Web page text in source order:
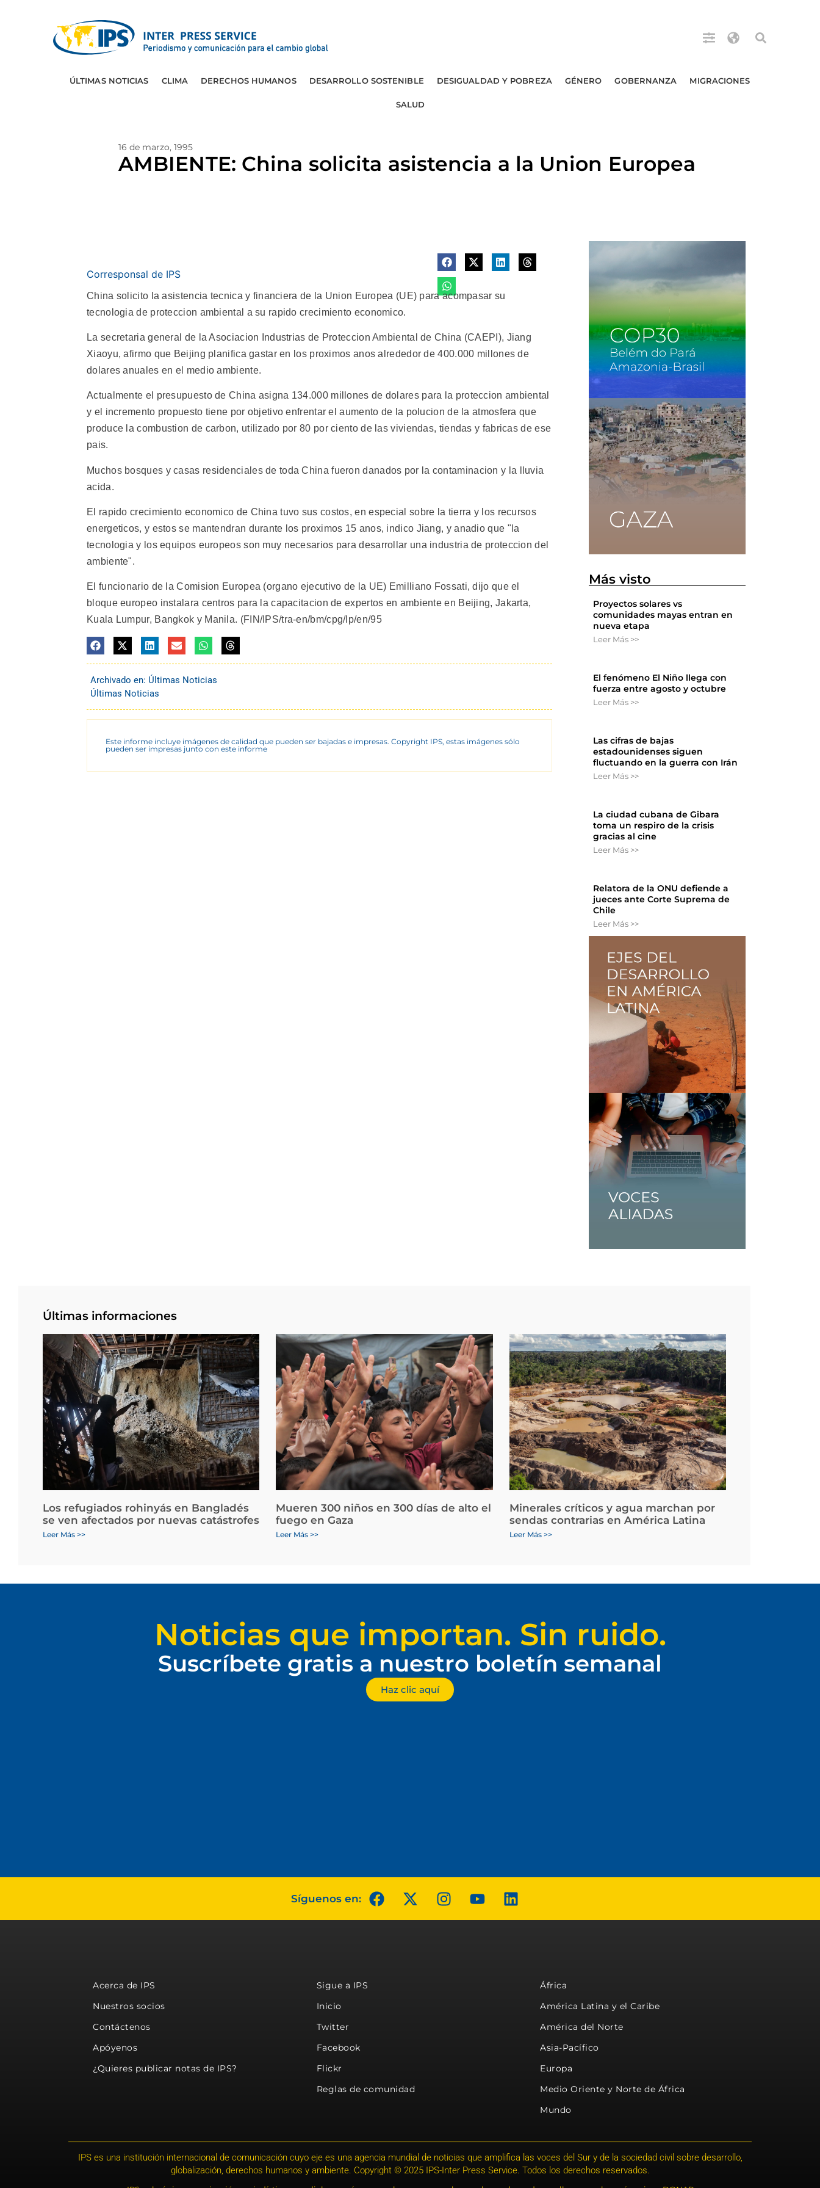
ÚLTIMAS NOTICIAS CLIMA DERECHOS HUMANOS DESARROLLO SOSTENIBLE DESIGUALDAD Y POBREZA GÉNERO GOBERNANZA MIGRACIONES
SALUD
16 de marzo, 1995
AMBIENTE: China solicita asistencia a la Union Europea
Corresponsal de IPS
China solicito la asistencia tecnica y financiera de la Union Europea (UE) para acompasar su
tecnologia de proteccion ambiental a su rapido crecimiento economico.
La secretaria general de la Asociacion Industrias de Proteccion Ambiental de China (CAEPI), Jiang
Xiaoyu, afirmo que Beijing planifica gastar en los proximos anos alrededor de 400.000 millones de
dolares anuales en el medio ambiente.
Actualmente el presupuesto de China asigna 134.000 millones de dolares para la proteccion ambiental
y el incremento propuesto tiene por objetivo enfrentar el aumento de la polucion de la atmosfera que
produce la combustion de carbon, utilizado por 80 por ciento de las viviendas, tiendas y fabricas de ese
pais.
Muchos bosques y casas residenciales de toda China fueron danados por la contaminacion y la lluvia
acida.
El rapido crecimiento economico de China tuvo sus costos, en especial sobre la tierra y los recursos
energeticos, y estos se mantendran durante los proximos 15 anos, indico Jiang, y anadio que "la
tecnologia y los equipos europeos son muy necesarios para desarrollar una industria de proteccion del
ambiente".
El funcionario de la Comision Europea (organo ejecutivo de la UE) Emilliano Fossati, dijo que el
bloque europeo instalara centros para la capacitacion de expertos en ambiente en Beijing, Jakarta,
Kuala Lumpur, Bangkok y Manila. (FIN/IPS/tra-en/bm/cpg/lp/en/95
Archivado en: Últimas Noticias
Últimas Noticias
Este informe incluye imágenes de calidad que pueden ser bajadas e impresas. Copyright IPS, estas imágenes sólo
pueden ser impresas junto con este informe
Más visto
Proyectos solares vs
comunidades mayas entran en
nueva etapa
Leer Más >>
El fenómeno El Niño llega con
fuerza entre agosto y octubre
Leer Más >>
Las cifras de bajas
estadounidenses siguen
fluctuando en la guerra con Irán
Leer Más >>
La ciudad cubana de Gibara
toma un respiro de la crisis
gracias al cine
Leer Más >>
Relatora de la ONU defiende a
jueces ante Corte Suprema de
Chile
Leer Más >>
Últimas informaciones
Los refugiados rohinyás en Bangladés
se ven afectados por nuevas catástrofes
Leer Más >>
Mueren 300 niños en 300 días de alto el
fuego en Gaza
Leer Más >>
Minerales críticos y agua marchan por
sendas contrarias en América Latina
Leer Más >>
Noticias que importan. Sin ruido.
Suscríbete gratis a nuestro boletín semanal
Haz clic aquí
Síguenos en:
Acerca de IPS
Nuestros socios
Contáctenos
Apóyenos
¿Quieres publicar notas de IPS?
Sigue a IPS
Inicio
Twitter
Facebook
Flickr
Reglas de comunidad
África
América Latina y el Caribe
América del Norte
Asia-Pacífico
Europa
Medio Oriente y Norte de África
Mundo
IPS es una institución internacional de comunicación cuyo eje es una agencia mundial de noticias que amplifica las voces del Sur y de la sociedad civil sobre desarrollo,
globalización, derechos humanos y ambiente. Copyright © 2025 IPS-Inter Press Service. Todos los derechos reservados.